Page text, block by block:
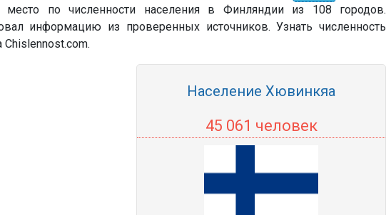
по численности населения в Финляндии из 108 городов.
информацию из проверенных источников. Узнать численность
Chislennost.com.
Население Хювинкяа
45 061 человек